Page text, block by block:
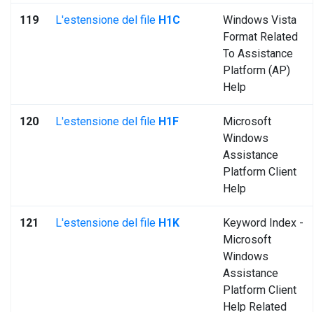
119 L'estensione del file H1C
Windows Vista
Format Related
To Assistance
Platform (AP)
Help
120 L'estensione del file H1F
Microsoft
Windows
Assistance
Platform Client
Help
121 L'estensione del file H1K
Keyword Index -
Microsoft
Windows
Assistance
Platform Client
Help Related